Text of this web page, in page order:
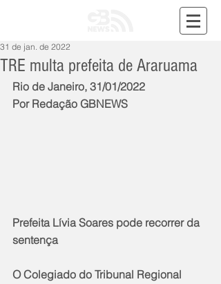
TRE multa prefeita de Araruama
31 de jan. de 2022
Rio de Janeiro, 31/01/2022
Por Redação GBNEWS
Prefeita Lívia Soares pode recorrer da
sentença
O Colegiado do Tribunal Regional